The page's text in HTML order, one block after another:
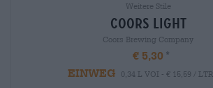
Weitere Stile
coors light
Coors Brewing Company
€ 5,30
EINWEG
0,34 L VOI - € 15,59 / LTR